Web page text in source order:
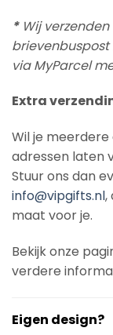
* Wij
via MyParcel
Extra
Wil je
adressen laten
Stuur ons dan
info@vipgifts.nl,
maat voor je.
Bekijk onze
verdere
Eigen design?